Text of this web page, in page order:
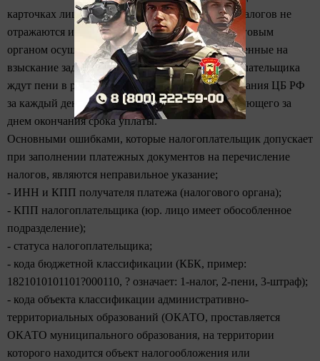
карточках лицевых счетов суммы оплаченных налогов не
отражаются и возникает недоимка, а затем налоговым
органом осуществляются мероприятия, направленные на
взыскание задолженности. Кроме того, налогоплательщика
ждут пени в размере 1/300 ставки рефинансирования ЦБ РФ
за каждый день просрочки начиная со дня, следующего за
днем окончания срока уплаты.
Основными ошибками, которые налогоплательщик допускает
при заполнении платежных документов на перечисление
налогов, являются неправильное указание;
- ИНН и КПП получателя платежа (налогового органа);
- КПП налогоплательщика (юр. лицо имеет обособленное
подразделение);
- статуса налогоплательщика;
- кода бюджетной классификации (КБК, пример:
1821010101101?000110, ? означает: 1-налог, 2-пени, 3-штраф);
- кода объекта классификации административно-
территориальных образований (ОКАТО, проставляется
ОКАТО муниципального образования, на территории
которого находится объект налогообложения или